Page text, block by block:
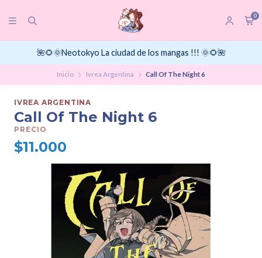
0
🌺🌻🌞Neotokyo La ciudad de los mangas !!! 🌞🌻🌺
Inicio Ivrea Argentina Call Of The Night 6
IVREA ARGENTINA
Call Of The Night 6
PRECIO
$11.000